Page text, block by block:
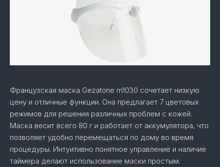
Французская маска Gezatone m1030 сочетает низкую
цену и отличные функции. Она предлагает 7 цветовых
режимов для решения различных проблем с кожей.
Маска весит всего 80 г и работает от аккумулятора, что
позволяет удобно перемещаться по дому во время
процедуры. Интуитивно понятное управление и наличие
таймера делают использование маски простым.